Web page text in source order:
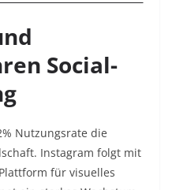
Social-
Nutzungsrate die
Instagram folgt mit
für visuelles